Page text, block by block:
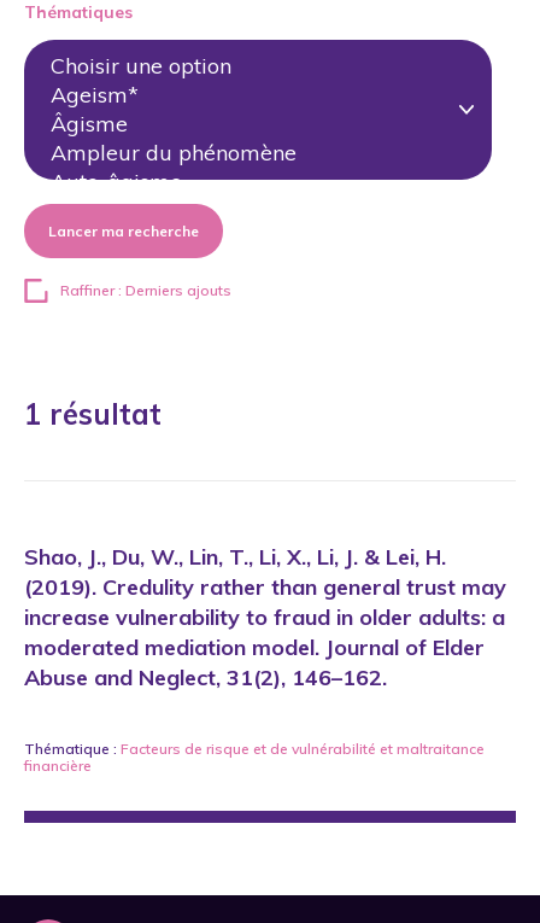
Thématiques
Lancer ma recherche
Raffiner : Derniers ajouts
1 résultat
Shao, J., Du, W., Lin, T., Li, X., Li, J. & Lei, H.
(2019). Credulity rather than general trust may
increase vulnerability to fraud in older adults: a
moderated mediation model. Journal of Elder
Abuse and Neglect, 31(2), 146–162.
Thématique : Facteurs de risque et de vulnérabilité et maltraitance
financière